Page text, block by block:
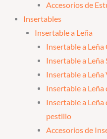
Accesorios de
Insertables
Insertable a Leña
Insertable a
Insertable a Leña
Insertable a
Insertable a Leña
Insertable a
pestillo
Accesorios de